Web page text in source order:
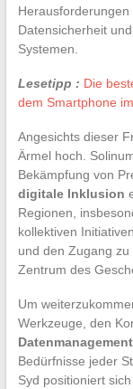
Datensicherheit
Systemen.
Lesetipp : Die
dem Smartphone
Angesichts dieser
Ärmel hoch.
Bekämpfung von
digitale Inklusion
Regionen,
kollektiven
und den Zugang
Zentrum des
Um
Werkzeuge, den
Datenmanagement
Bedürfnisse jeder
Syd positioniert